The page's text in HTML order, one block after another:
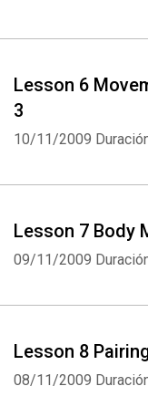
Lesson 6
3
10/11/2009
Lesson 7 Body
09/11/2009
Lesson 8
08/11/2009
Whatsapp